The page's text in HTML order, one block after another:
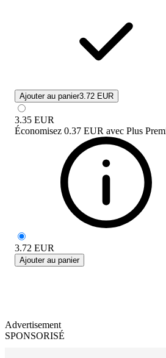
Ajouter au panier3.72 EUR
3.35 EUR
Économisez 0.37 EUR avec Plus
3.72 EUR
Ajouter au panier
Advertisement
SPONSORISÉ